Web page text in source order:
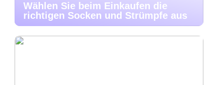
Wählen Sie beim Einkaufen die
richtigen Socken und Strümpfe aus